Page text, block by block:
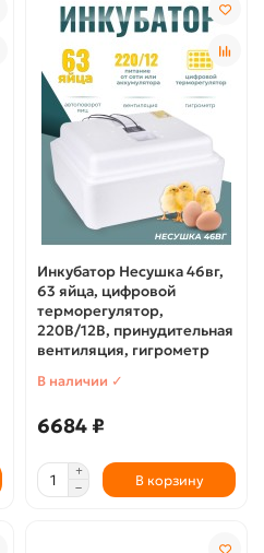
Инкубатор Несушка 46вг,
63 яйца, цифровой
терморегулятор,
220В/12В, принудительная
вентиляция, гигрометр
В наличии ✓
6684 ₽
В корзину